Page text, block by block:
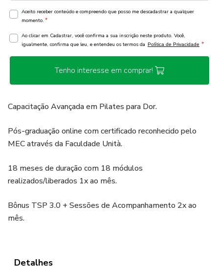
Aceito receber conteúdo e compreendo que posso me descadastrar a qualquer
momento. *
Ao clicar em Cadastrar, você confirma a sua inscrição neste produto. Você,
igualmente, confirma que leu, e entendeu os termos da Política de Privacidade *
Tenho interesse em comprar!
Capacitação Avançada em Pilates para Dor.
Pós-graduação online com certificado reconhecido pelo
MEC através da Faculdade Unità.
18 meses de duração com 18 módulos
realizados/liberados 1x ao mês.
Bônus TSP 3.0 + Sessões de Acompanhamento 2x ao
mês.
Detalhes